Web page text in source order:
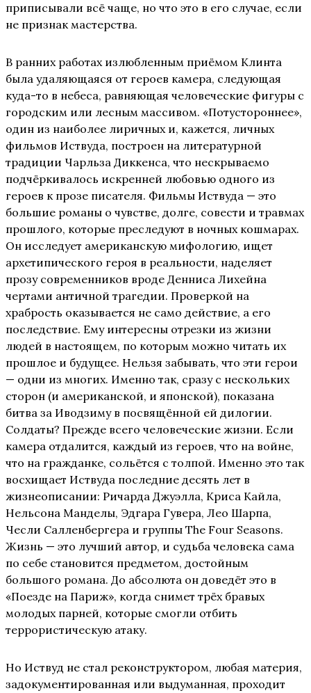
приписывали всё чаще, но что это в его случае, если
не признак мастерства.
В ранних работах излюбленным приёмом Клинта
была удаляющаяся от героев камера, следующая
куда-то в небеса, равняющая человеческие фигуры с
городским или лесным массивом. «Потустороннее»,
один из наиболее лиричных и, кажется, личных
фильмов Иствуда, построен на литературной
традиции Чарльза Диккенса, что нескрываемо
подчёркивалось искренней любовью одного из
героев к прозе писателя. Фильмы Иствуда — это
большие романы о чувстве, долге, совести и травмах
прошлого, которые преследуют в ночных кошмарах.
Он исследует американскую мифологию, ищет
архетипического героя в реальности, наделяет
прозу современников вроде Денниса Лихейна
чертами античной трагедии. Проверкой на
храбрость оказывается не само действие, а его
последствие. Ему интересны отрезки из жизни
людей в настоящем, по которым можно читать их
прошлое и будущее. Нельзя забывать, что эти герои
— одни из многих. Именно так, сразу с нескольких
сторон (и американской, и японской), показана
битва за Иводзиму в посвящённой ей дилогии.
Солдаты? Прежде всего человеческие жизни. Если
камера отдалится, каждый из героев, что на войне,
что на гражданке, сольётся с толпой. Именно это так
восхищает Иствуда последние десять лет в
жизнеописании: Ричарда Джуэлла, Криса Кайла,
Нельсона Манделы, Эдгара Гувера, Лео Шарпа,
Чесли Салленбергера и группы The Four Seasons.
Жизнь — это лучший автор, и судьба человека сама
по себе становится предметом, достойным
большого романа. До абсолюта он доведёт это в
«Поезде на Париж», когда снимет трёх бравых
молодых парней, которые смогли отбить
террористическую атаку.
Но Иствуд не стал реконструктором, любая материя,
задокументированная или выдуманная, проходит